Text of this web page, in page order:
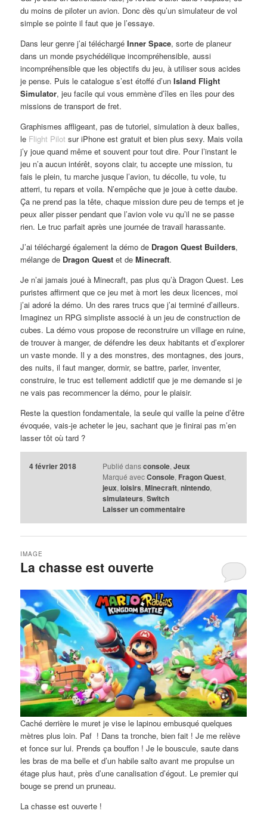
du moins de piloter un avion. Donc dès qu’un simulateur de vol
simple se pointe il faut que je l’essaye.
Dans leur genre j’ai téléchargéInner Space, sorte de planeur
dans un monde psychédélique incompréhensible, aussi
incompréhensible que les objectifs du jeu, à utiliser sous acides
je pense. Puis le catalogue s’est étoffé d’unIsland Flight
Simulator, jeu facile qui vous emmène d’îles en îles pour des
missions de transport de fret.
Graphismes affligeant, pas de tutoriel, simulation à deux balles,
le Flight Pilot sur iPhone est gratuit et bien plus sexy. Mais voila
j’y joue quand même et souvent pour tout dire. Pour l’instant le
jeu n’a aucun intérêt, soyons clair, tu accepte une mission, tu
fais le plein, tu marche jusque l’avion, tu décolle, tu vole, tu
atterri, tu repars et voila. N’empêche que je joue à cette daube.
Ça ne prend pas la tête, chaque mission dure peu de temps et je
peux aller pisser pendant que l’avion vole vu qu’il ne se passe
rien. Le truc parfait après une journée de travail harassante.
J’ai téléchargé également la démo de Dragon Quest Builders,
mélange de Dragon Quest et deMinecraft.
Je n’ai jamais joué à Minecraft, pas plus qu’à Dragon Quest. Les
puristes affirment que ce jeu met à mort les deux licences, moi
j’ai adoré la démo. Un des rares trucs que j’ai terminé d’ailleurs.
Imaginez un RPG simpliste associé à un jeu de construction de
cubes. La démo vous propose de reconstruire un village en ruine,
de trouver à manger, de défendre les deux habitants et d’explorer
un vaste monde. Il y a des monstres, des montagnes, des jours,
des nuits, il faut manger, dormir, se battre, parler, inventer,
construire, le truc est tellement addictif que je me demande si je
ne vais pas recommencer la démo, pour le plaisir.
Reste la question fondamentale, la seule qui vaille la peine d’être
évoquée, vais-je acheter le jeu, sachant que je finirai pas m’en
lasser tôt où tard ?
4 février 2018 Publié dans console, Jeux
Marqué avec Console, Fragon Quest,
jeux, loisirs, Minecraft, nintendo,
simulateurs, Switch
Laisser un commentaire
La chasse est ouverte
IMAGE
Caché derrière le muret je vise le lapinou embusqué quelques
mètres plus loin. Paf ! Dans ta tronche, bien fait ! Je me relève
et fonce sur lui. Prends ça bouffon ! Je le bouscule, saute dans
les bras de ma belle et d’un habile salto avant me propulse un
étage plus haut, près d’une canalisation d’égout. Le premier qui
bouge se prend un pruneau.
La chasse est ouverte !